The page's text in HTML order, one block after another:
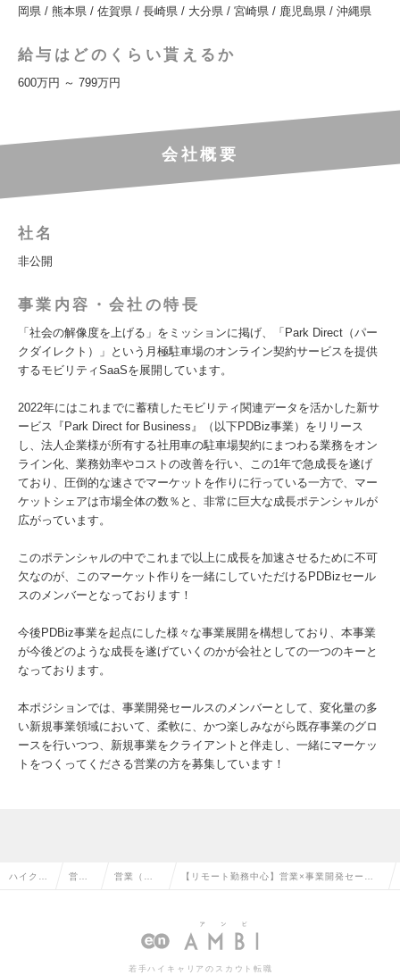
岡県 / 熊本県 / 佐賀県 / 長崎県 / 大分県 / 宮崎県 / 鹿児島県 / 沖縄県
給与はどのくらい貰えるか
600万円 ～ 799万円
会社概要
社名
非公開
事業内容・会社の特長
「社会の解像度を上げる」をミッションに掲げ、「Park Direct（パー
クダイレクト）」という月極駐車場のオンライン契約サービスを提供
するモビリティSaaSを展開しています。
2022年にはこれまでに蓄積したモビリティ関連データを活かした新サ
ービス『Park Direct for Business』（以下PDBiz事業）をリリース
し、法人企業様が所有する社用車の駐車場契約にまつわる業務をオン
ライン化、業務効率やコストの改善を行い、この1年で急成長を遂げ
ており、圧倒的な速さでマーケットを作りに行っている一方で、マー
ケットシェアは市場全体の数％と、非常に巨大な成長ポテンシャルが
広がっています。
このポテンシャルの中でこれまで以上に成長を加速させるために不可
欠なのが、このマーケット作りを一緒にしていただけるPDBizセール
スのメンバーとなっております！
今後PDBiz事業を起点にした様々な事業展開を構想しており、本事業
が今後どのような成長を遂げていくのかが会社としての一つのキーと
なっております。
本ポジションでは、事業開発セールスのメンバーとして、変化量の多
い新規事業領域において、柔軟に、かつ楽しみながら既存事業のグロ
ースを行いつつ、新規事業をクライアントと伴走し、一緒にマーケッ
トをつくってくださる営業の方を募集しています！
ハイクラ 営業 営業（法 【リモート勤務中心】営業×事業開発セール
業の求人情報
若手ハイキャリアのスカウト転職